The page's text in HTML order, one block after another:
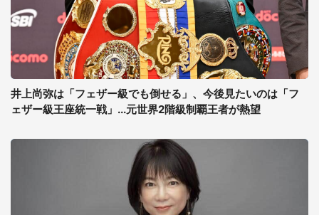
井上尚弥は「フェザー級でも倒せる」、今後見たいのは「フ
ェザー級王座統一戦」...元世界2階級制覇王者が熱望